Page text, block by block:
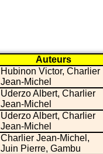
Auteurs
Hubinon Victor, Charlier
Jean-Michel
Uderzo Albert, Charlier
Jean-Michel
Uderzo Albert, Charlier
Jean-Michel
Charlier Jean-Michel,
Juin Pierre, Gambu